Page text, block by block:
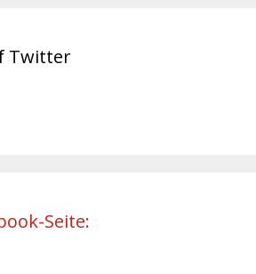
Twitter
Seite: